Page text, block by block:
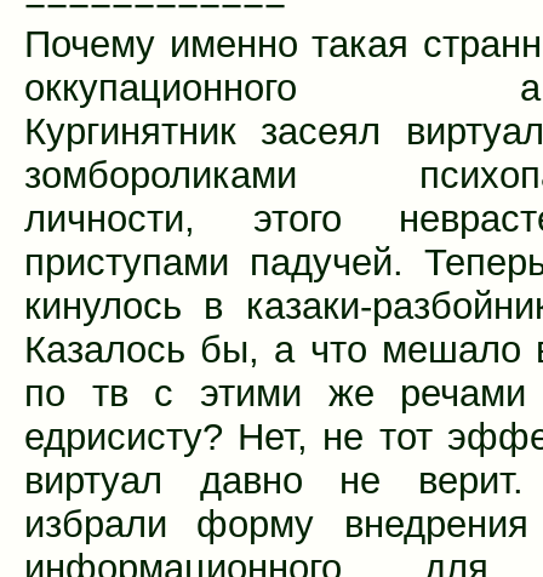
Почему именно такая
оккупационного
Кургинятник засеял
зомбороликами
личности, этого
приступами падучей.
кинулось в казаки-
Казалось бы, а что мешало
по тв с этими же речами
едрисисту? Нет, не тот
виртуал давно не
избрали форму внедрения
информационного для